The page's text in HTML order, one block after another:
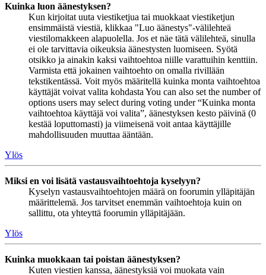
Kuinka luon äänestyksen?
Kun kirjoitat uuta viestiketjua tai muokkaat viestiketjun
ensimmäistä viestiä, klikkaa "Luo äänestys"-välilehteä
viestilomakkeen alapuolella. Jos et näe tätä välilehteä, sinulla
ei ole tarvittavia oikeuksia äänestysten luomiseen. Syötä
otsikko ja ainakin kaksi vaihtoehtoa niille varattuihin kenttiin.
Varmista että jokainen vaihtoehto on omalla rivillään
tekstikentässä. Voit myös määritellä kuinka monta vaihtoehtoa
käyttäjät voivat valita kohdasta You can also set the number of
options users may select during voting under “Kuinka monta
vaihtoehtoa käyttäjä voi valita”, äänestyksen kesto päivinä (0
kestää loputtomasti) ja viimeisenä voit antaa käyttäjille
mahdollisuuden muuttaa ääntään.
Ylös
Miksi en voi lisätä vastausvaihtoehtoja kyselyyn?
Kyselyn vastausvaihtoehtojen määrä on foorumin ylläpitäjän
määrittelemä. Jos tarvitset enemmän vaihtoehtoja kuin on
sallittu, ota yhteyttä foorumin ylläpitäjään.
Ylös
Kuinka muokkaan tai poistan äänestyksen?
Kuten viestien kanssa, äänestyksiä voi muokata vain